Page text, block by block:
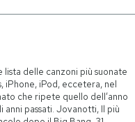
lista delle canzoni più suonate
iPhone, iPod, eccetera, nel
che ripete quello dell’anno
anni passati. Jovanotti, Il più